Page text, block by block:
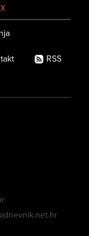
X
RSS